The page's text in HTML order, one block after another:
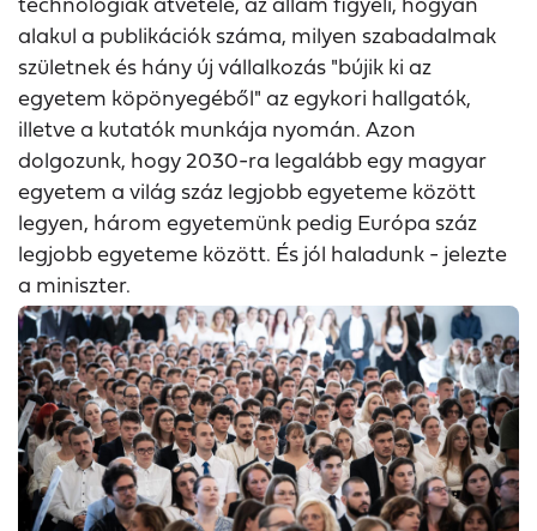
alakul a publikációk száma, milyen szabadalmak
születnek és hány új vállalkozás "bújik ki az
egyetem köpönyegéből" az egykori hallgatók,
illetve a kutatók munkája nyomán. Azon
dolgozunk, hogy 2030-ra legalább egy magyar
egyetem a világ száz legjobb egyeteme között
legyen, három egyetemünk pedig Európa száz
legjobb egyeteme között. És jól haladunk - jelezte
a miniszter.